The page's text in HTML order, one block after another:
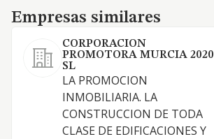
Empresas similares
Empresas similares
CORPORACION
PROMOTORA MURCIA 2020
SL
LA PROMOCION
INMOBILIARIA. LA
CONSTRUCCION DE TODA
CLASE DE EDIFICACIONES Y